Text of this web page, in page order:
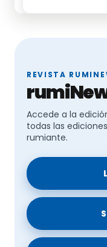
REVISTA
Accede a la
todas las
rumiante.